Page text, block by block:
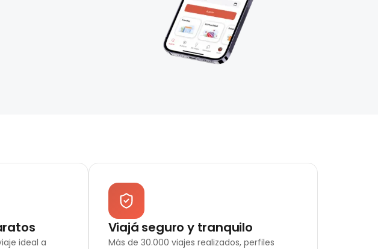
ideal a
Viajá seguro y tranquilo
Más de 30.000 viajes realizados, perfiles